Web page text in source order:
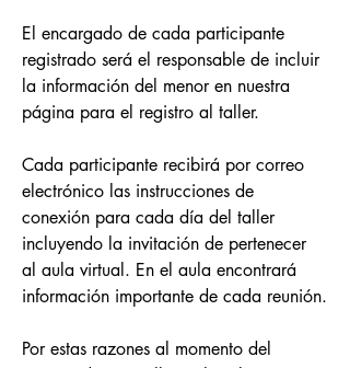
El encargado de cada participante
registrado será el responsable de incluir
la información del menor en nuestra
página para el registro al taller.
Cada participante recibirá por correo
electrónico las instrucciones de
conexión para cada día del taller
incluyendo la invitación de pertenecer
al aula virtual. En el aula encontrará
información importante de cada reunión.
Por estas razones al momento del